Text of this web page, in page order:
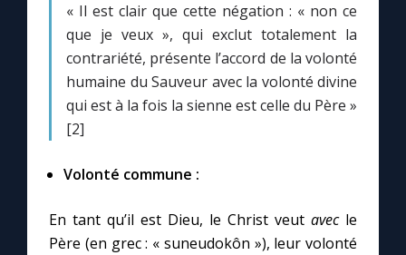
Contact
Faire un don
Marie de Nazareth
« Il est clair que cette négation : « non ce
que je veux », qui exclut totalement la
contrariété, présente l’accord de la volonté
humaine du Sauveur avec la volonté divine
qui est à la fois la sienne est celle du Père »
[2]
Volonté commune :
En tant qu’il est Dieu, le Christ veut avecle
Père (en grec : « suneudokôn »), leur volonté